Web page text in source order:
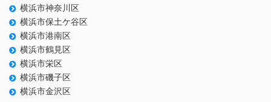
横浜市神奈川区
横浜市保土ケ谷区
横浜市港南区
横浜市鶴見区
横浜市栄区
横浜市磯子区
横浜市金沢区